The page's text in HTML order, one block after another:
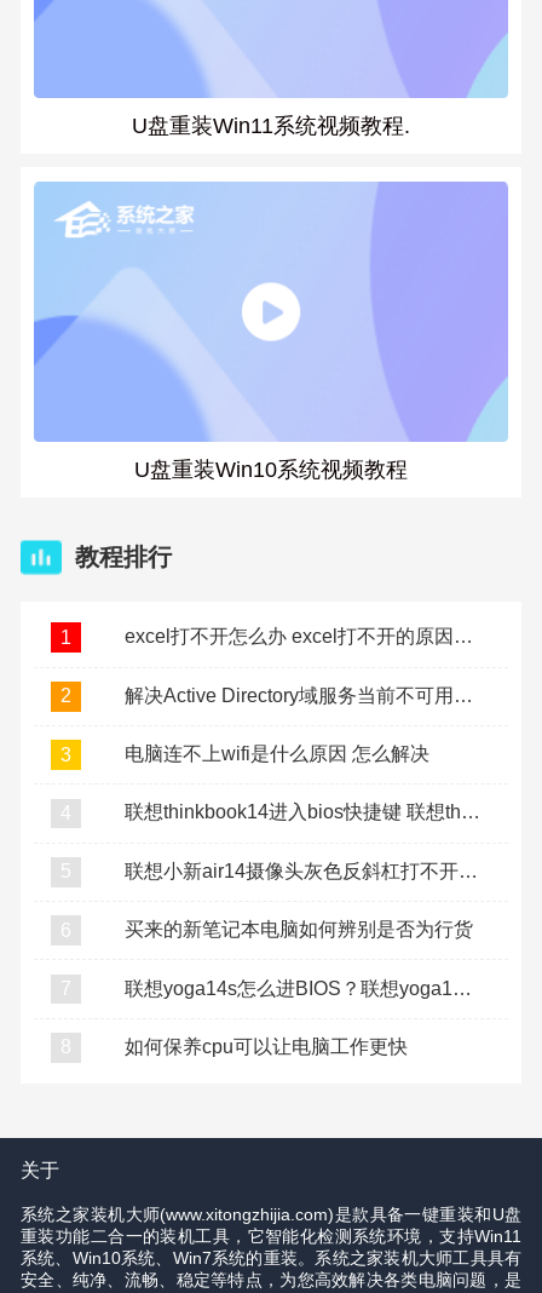
U盘重装Win11系统视频教程.
U盘重装Win10系统视频教程
教程排行
1 excel打不开怎么办 excel打不开的原因及解决方法
2 解决Active Directory域服务当前不可用问题
3 电脑连不上wifi是什么原因 怎么解决
4 联想thinkbook14进入bios快捷键 联想thinkbook14进bios按什么键
5 联想小新air14摄像头灰色反斜杠打不开怎么办
6 买来的新笔记本电脑如何辨别是否为行货
7 联想yoga14s怎么进BIOS？联想yoga14s BIOS的快捷键是什么
8 如何保养cpu可以让电脑工作更快
关于
系统之家装机大师(www.xitongzhijia.com)是款具备一键重装和U盘
重装功能二合一的装机工具，它智能化检测系统环境，支持Win11
系统、Win10系统、Win7系统的重装。系统之家装机大师工具具有
安全、纯净、流畅、稳定等特点，为您高效解决各类电脑问题，是